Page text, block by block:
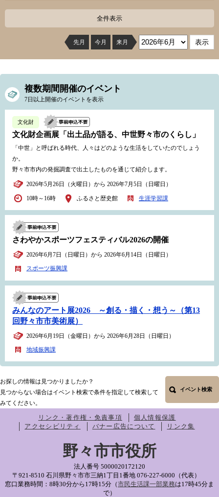
全件表示
先月 今月 来月
複数期間開催のイベント
7日以上開催のイベントを表示
文化財
文化財企画展「出土品が語る、中世野々市のくらし」
「中世」と呼ばれる時代、人々はどのような生活をしていたのでしょう
か。
野々市市内の発掘調査で出土したものを通じて紹介します。
2026年5月26日（火曜日）から 2026年7月5日（日曜日）
10時～16時 ふるさと歴史館 生涯学習課
さわやかスポーツフェスティバル2026の開催
2026年6月7日（日曜日）から 2026年6月14日（日曜日）
スポーツ振興課
みんなのアート展2026 ～創る・描く・想う～（第13
回野々市市美術展）
2026年6月19日（金曜日）から 2026年6月28日（日曜日）
地域振興課
お探しの情報は見つかりましたか？
見つからない場合はイベント検索で条件を指定して検索して
みてください。
イベント検索
リンク・著作権・免責事項
個人情報保護
アクセシビリティ
バナー広告について リンク集
野々市市役所
法人番号 5000020172120
〒921-8510 石川県野々市市三納1丁目1番地 076-227-6000（代表）
窓口業務時間：8時30分から17時15分（市民生活課一部業務は17時45分ま
で）